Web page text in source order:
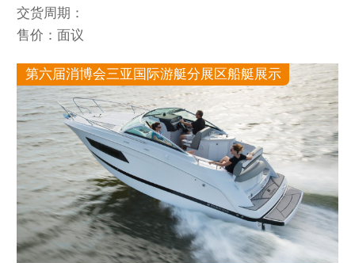
交货周期：
售价：面议
第六届消博会三亚国际游艇分展区船艇展示